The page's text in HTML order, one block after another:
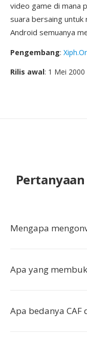
video game di mana
suara bersaing untuk
Android semuanya
Pengembang:
Rilis awal: 1 Mei 2000
Mengapa
Apa yang
Apa bedanya CAF